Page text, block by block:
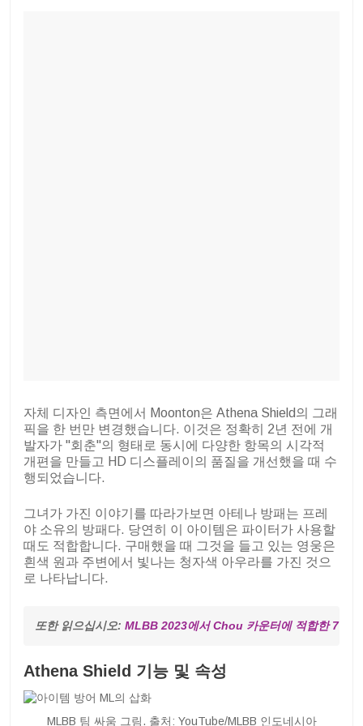
자체 디자인 측면에서 Moonton은 Athena Shield의 그래
픽을 한 번만 변경했습니다. 이것은 정확히 2년 전에 개
발자가 "회춘"의 형태로 동시에 다양한 항목의 시각적
개편을 만들고 HD 디스플레이의 품질을 개선했을 때 수
행되었습니다.
그녀가 가진 이야기를 따라가보면 아테나 방패는 프레
야 소유의 방패다. 당연히 이 아이템은 파이터가 사용할
때도 적합합니다. 구매했을 때 그것을 들고 있는 영웅은
흰색 원과 주변에서 빛나는 청자색 아우라를 가진 것으
로 나타납니다.
또한 읽으십시오: MLBB 2023에서 Chou 카운터에 적합한 7 영
Athena Shield 기능 및 속성
MLBB 팀 싸움 그림. 출처: YouTube/MLBB 인도네시아